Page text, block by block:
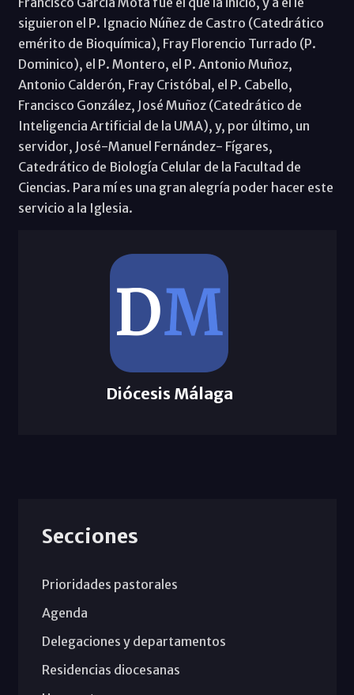
siguieron el P. Ignacio Núñez de Castro (Catedrático
emérito de Bioquímica), Fray Florencio Turrado (P.
Dominico), el P. Montero, el P. Antonio Muñoz,
Antonio Calderón, Fray Cristóbal, el P. Cabello,
Francisco González, José Muñoz (Catedrático de
Inteligencia Artificial de la UMA), y, por último, un
servidor, José-Manuel Fernández- Fígares,
Catedrático de Biología Celular de la Facultad de
Ciencias. Para mí es una gran alegría poder hacer este
servicio a la Iglesia.
Diócesis Málaga
Secciones
Prioridades pastorales
Agenda
Delegaciones y departamentos
Residencias diocesanas